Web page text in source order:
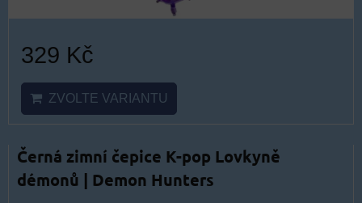
329 Kč
ZVOLTE VARIANTU
Černá zimní čepice K-pop Lovkyně
démonů | Demon Hunters